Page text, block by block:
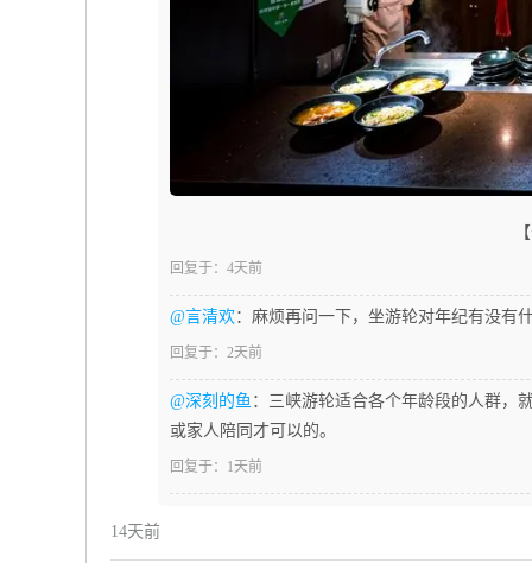
回复于：4天前
@言清欢：麻烦再问一下，坐游轮对年纪有没有
回复于：2天前
@深刻的鱼 ：三峡游轮适合各个年龄段的人群，
或家人陪同才可以的。
回复于：1天前
14天前